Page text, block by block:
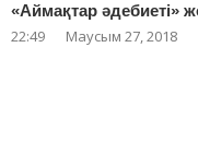
«Аймақтар
22:49 Маусым 27, 2018